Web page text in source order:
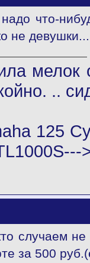
что-
не
мелок
..
125
случаем не
за 500